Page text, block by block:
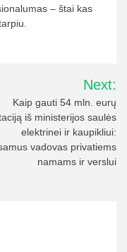
– štai kas
Next:
Kaip gauti 54 mln. eurų
iš ministerijos saulės
elektrinei ir kaupikliui:
vadovas privatiems
namams ir verslui